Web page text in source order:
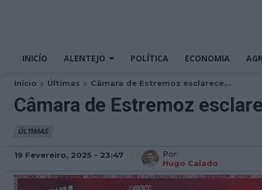
INICÍO ALENTEJO POLÍTICA ECONOMIA
Início Últimas Câmara de Estremoz esclarece...
Câmara de Estremoz
ÚLTIMAS
19 Fevereiro, 2025 - 23:47
Por:
Hugo Calado